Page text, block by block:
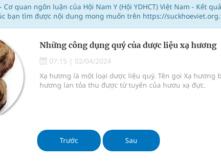
2026: Mốc son kỷ niệm 5 năm Tạp chí Sức Khỏe Việt
USD, ngành dược hướng tới nâng cao năng lực tự chủ
tạo "điểm đến"
trong ngày dễ xảy ra đột qụy
nâng cao chất lượng y tế
thể khiến não thay đổi theo cách ít ai ngờ tới
quan trả giá bằng sức khoẻ cả gia đình
quan ngôn luận của Hội Nam Y (Hội YDHCT) Việt Nam - Kết
bạn tìm được nội dung mong muốn trên https://
Những công dụng quý của dược liệu xạ hương
07:15 | 02/04/2024
Xạ hương là một loại dược liệu quý. Tên gọi Xạ hương
hương lan tỏa thu được từ tuyến của hươu xạ đực.
Trước Sau